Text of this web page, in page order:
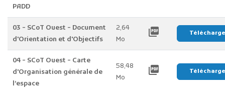
PADD
03 - SCoT Ouest - Document
d'Orientation et d'Objectifs
2,64
Mo
picture_as_pdf
04 - SCoT Ouest - Carte
d'Organisation générale de
l’espace
58,48
Mo
picture_as_pdf